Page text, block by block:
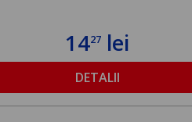
1427 lei
DETALII